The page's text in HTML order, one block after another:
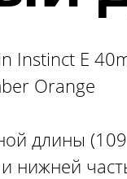
Instinct E
Orange
длины (109
и нижней